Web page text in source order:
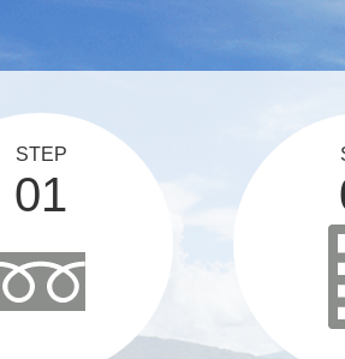
STEP
01